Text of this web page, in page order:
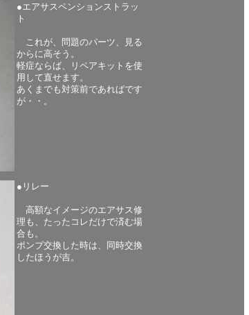
●エアサスペンションストラッ
ト
これが、問題のパーツ、見る
からに高そう。
軽症ならば、リペアキットを使
用して直せます。
あくまでも対策前であればです
が・・。
●リレー
高額なイメージのエアサス修
理も、たったコレだけで済む場
合も。
ポンプ交換した時は、同時交換
したほうが吉。